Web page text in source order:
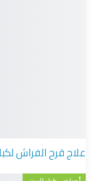
علاج قرح الفراش